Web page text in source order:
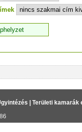
Területi kamarák